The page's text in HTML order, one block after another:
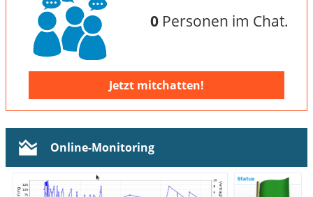
0Personen im Chat.
Jetzt mitchatten!
Online-Monitoring